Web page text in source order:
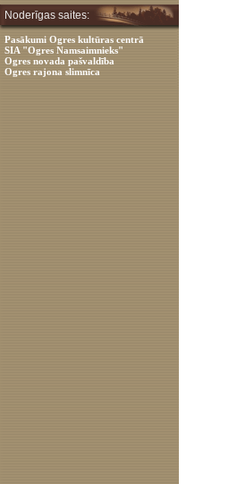
Noderīgas saites:
Pasākumi Ogres kultūras centrā
SIA "Ogres Namsaimnieks"
Ogres novada pašvaldība
Ogres rajona slimnīca